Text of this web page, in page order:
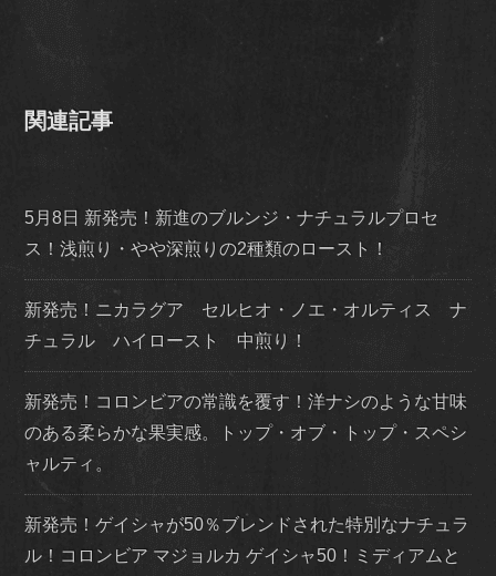
関連記事
5月8日 新発売！新進のブルンジ・ナチュラルプロセ
ス！浅煎り・やや深煎りの2種類のロースト！
新発売！ニカラグア セルヒオ・ノエ・オルティス ナ
チュラル ハイロースト 中煎り！
新発売！コロンビアの常識を覆す！洋ナシのような甘味
のある柔らかな果実感。トップ・オブ・トップ・スペシ
ャルティ。
新発売！ゲイシャが50％ブレンドされた特別なナチュラ
ル！コロンビア マジョルカ ゲイシャ50！ミディアムと